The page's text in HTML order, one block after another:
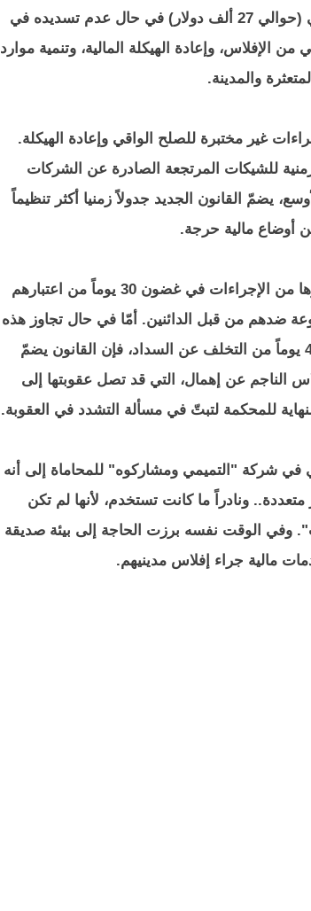
الإعسار المالي في حالات زيادة الدين عن 100 ألف درهم إماراتي (حوالي 27 ألف دولار) في حال عدم تسديده في
الإفلاس، وإعادة الهيكلة المالية، وتنمية موارد
والمدينة.
غير مختبرة للصلح الواقي وإعادة الهيكلة.
للشيكات المرتجعة الصادرة عن الشركات
يضمّ القانون الجديد جدولاً زمنيا أكثر تنظيماً
أوضاع مالية حرجة.
نظرياً، يستفيد المدينون الذين يباشرون بإجراءات الإفلاس أو غيرها من الإجراءات في غضون 30 يوماً من اعتبارهم
ضدهم من قبل الدائنين. أمّا في حال تجاوز هذه
الفترة وفي حالات التصفية (وهي عملية مختلفة تماماً)، ضمن 45 يوماً من التخلف عن السداد، فإن القانون يضمّ
الناجم عن إهمال، التي قد تصل عقوبتها إلى
للمحكمة لتبتّ في مسألة التشدد في العقوبة.
في شركة "التميمي ومشاركوه" للمحاماة إلى أنه
ونادراً ما كانت تستخدم، لأنها لم تكن
وفي الوقت نفسه برزت الحاجة إلى بيئة صديقة
مالية جراء إفلاس مدينيهم.